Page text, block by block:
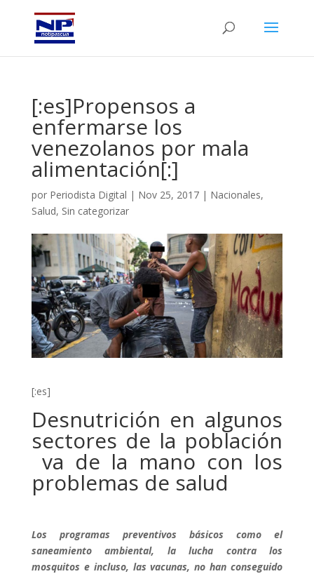
[:es]Propensos a
enfermarse los
venezolanos por mala
alimentación[:]
por Periodista Digital | Nov 25, 2017| Nacionales,
Salud, Sin categorizar
[:es]
Desnutrición en algunos
sectores de la población
va de la mano con los
problemas de salud
Los programas preventivos básicos como el
saneamiento ambiental, la lucha contra los
mosquitos e incluso, las vacunas, no han conseguido